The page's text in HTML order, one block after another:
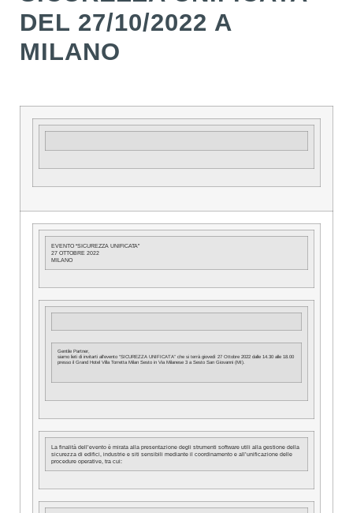
DEL 27/10/2022 A
MILANO
EVENTO “SICUREZZA UNIFICATA”
27 OTTOBRE 2022
MILANO
Gentile Partner,
siamo lieti di invitarti all’evento “SICUREZZA UNIFICATA” che si terrà giovedì 27 Ottobre 2022 dalle 14.30 alle 18.00
presso il Grand Hotel Villa Torretta Milan Sesto in Via Milanese 3 a Sesto San Giovanni (MI).
La finalità dell’evento è mirata alla presentazione degli strumenti software utili alla gestione della
sicurezza di edifici, industrie e siti sensibili mediante il coordinamento e all’unificazione delle
procedure operative, tra cui: